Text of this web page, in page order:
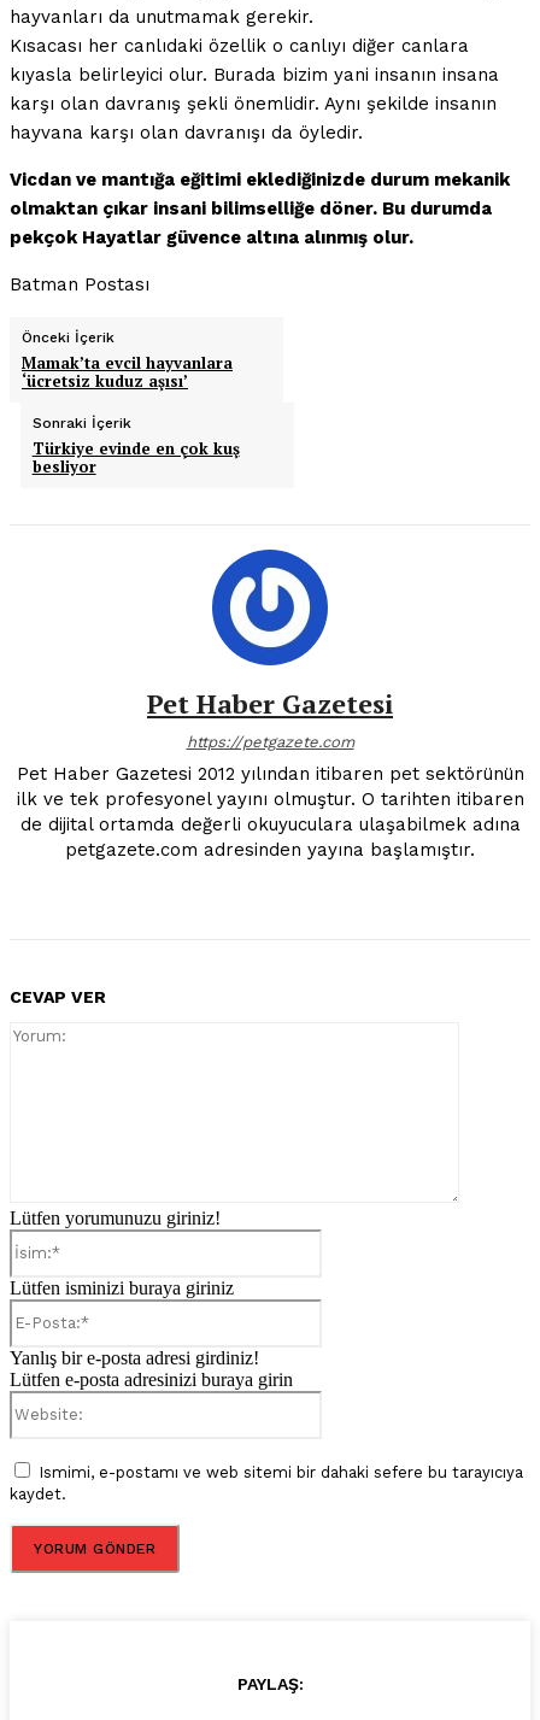
hayvanları da unutmamak gerekir.
Kısacası her canlıdaki özellik o canlıyı diğer canlara
kıyasla belirleyici olur. Burada bizim yani insanın insana
karşı olan davranış şekli önemlidir. Aynı şekilde insanın
hayvana karşı olan davranışı da öyledir.
Vicdan ve mantığa eğitimi eklediğinizde durum mekanik
olmaktan çıkar insani bilimselliğe döner. Bu durumda
pekçok Hayatlar güvence altına alınmış olur.
Batman Postası
Önceki İçerik
Mamak’ta evcil hayvanlara
‘ücretsiz kuduz aşısı’
Sonraki İçerik
Türkiye evinde en çok kuş
besliyor
Pet Haber Gazetesi
https://petgazete.com
Pet Haber Gazetesi 2012 yılından itibaren pet sektörünün
ilk ve tek profesyonel yayını olmuştur. O tarihten itibaren
de dijital ortamda değerli okuyuculara ulaşabilmek adına
petgazete.com adresinden yayına başlamıştır.
CEVAP VER
Lütfen yorumunuzu giriniz!
Lütfen isminizi buraya giriniz
Yanlış bir e-posta adresi girdiniz!
Lütfen e-posta adresinizi buraya girin
Ismimi, e-postamı ve web sitemi bir dahaki sefere bu tarayıcıya
kaydet.
PAYLAŞ: